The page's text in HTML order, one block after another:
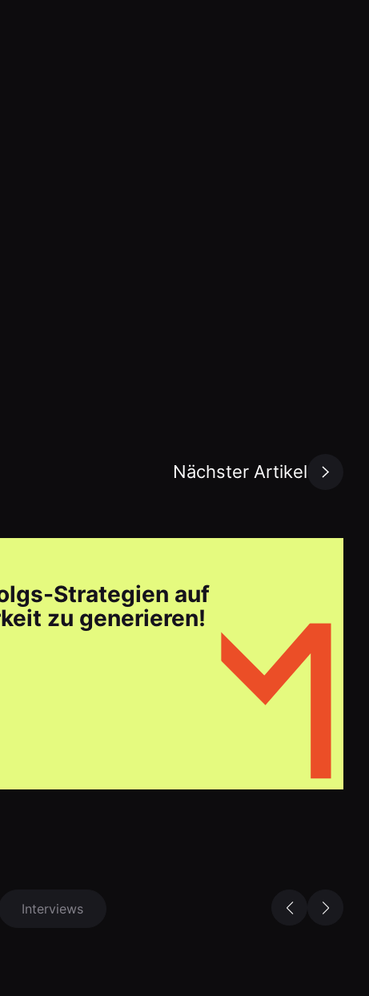
Nächster Artikel
Strategien auf
zu generieren!
Interviews